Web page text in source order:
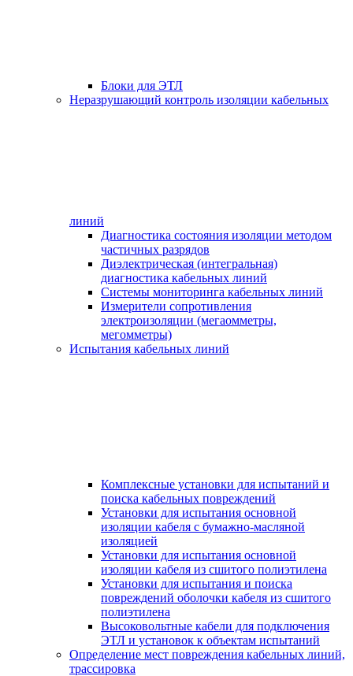
Блоки для ЭТЛ
Неразрушающий контроль изоляции кабельных
линий
Диагностика состояния изоляции методом
частичных разрядов
Диэлектрическая (интегральная)
диагностика кабельных линий
Системы мониторинга кабельных линий
Измерители сопротивления
электроизоляции (мегаомметры,
мегомметры)
Испытания кабельных линий
Комплексные установки для испытаний и
поиска кабельных повреждений
Установки для испытания основной
изоляции кабеля с бумажно-масляной
изоляцией
Установки для испытания основной
изоляции кабеля из сшитого полиэтилена
Установки для испытания и поиска
повреждений оболочки кабеля из сшитого
полиэтилена
Высоковольтные кабели для подключения
ЭТЛ и установок к объектам испытаний
Определение мест повреждения кабельных линий,
трассировка